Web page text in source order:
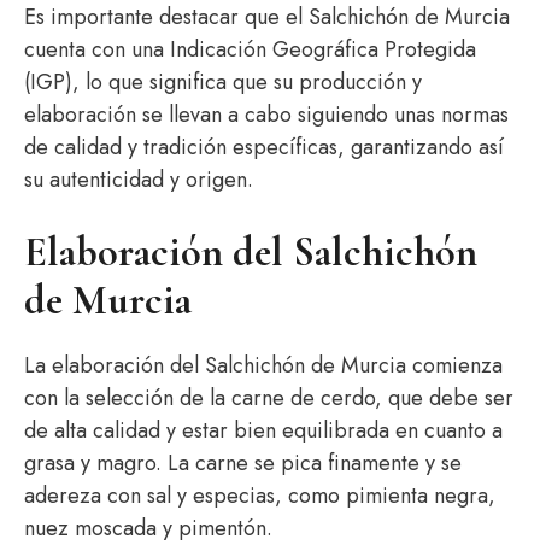
Es importante destacar que el Salchichón de Murcia
cuenta con una Indicación Geográfica Protegida
(IGP), lo que significa que su producción y
elaboración se llevan a cabo siguiendo unas normas
de calidad y tradición específicas, garantizando así
su autenticidad y origen.
Elaboración del Salchichón
de Murcia
La elaboración del Salchichón de Murcia comienza
con la selección de la carne de cerdo, que debe ser
de alta calidad y estar bien equilibrada en cuanto a
grasa y magro. La carne se pica finamente y se
adereza con sal y especias, como pimienta negra,
nuez moscada y pimentón.